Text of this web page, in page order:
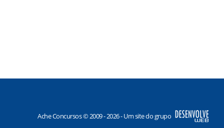
Ache Concursos © 2009 - 2026 - Um site do grupo